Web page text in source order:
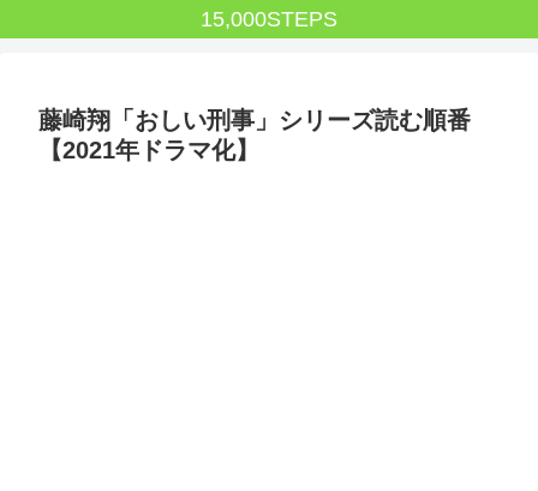
15,000STEPS
藤崎翔「おしい刑事」シリーズ読む順番
【2021年ドラマ化】